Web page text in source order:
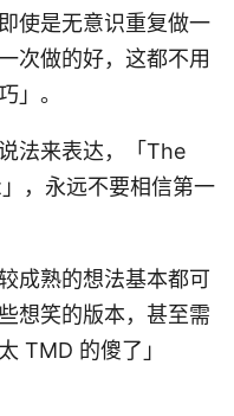
使是无意识重复做一
次做的好，这都不用
」。
法来表达，「The
，永远不要相信第一
成熟的想法基本都可
想笑的版本，甚至需
TMD 的傻了」